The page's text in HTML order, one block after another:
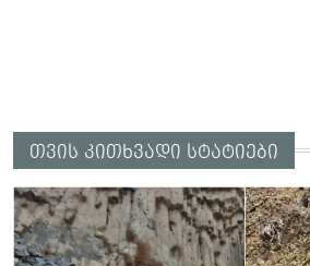
თვის კითხვადი სტატიები